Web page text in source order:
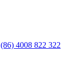
(86) 4008 822 322